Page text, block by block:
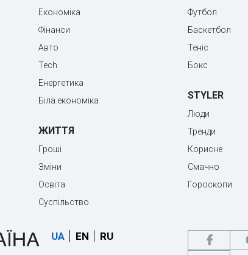
Економіка
Фінанси
Авто
Tech
Енергетика
Біла економіка
ЖИТТЯ
Гроші
Зміни
Освіта
Суспільство
Футбол
Баскетбол
Теніс
Бокс
STYLER
Люди
Тренди
Корисне
Смачно
Гороскопи
UA EN RU